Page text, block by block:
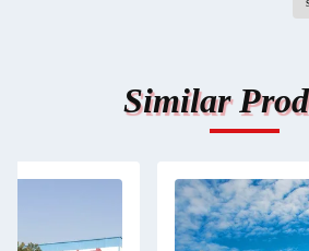
Similar